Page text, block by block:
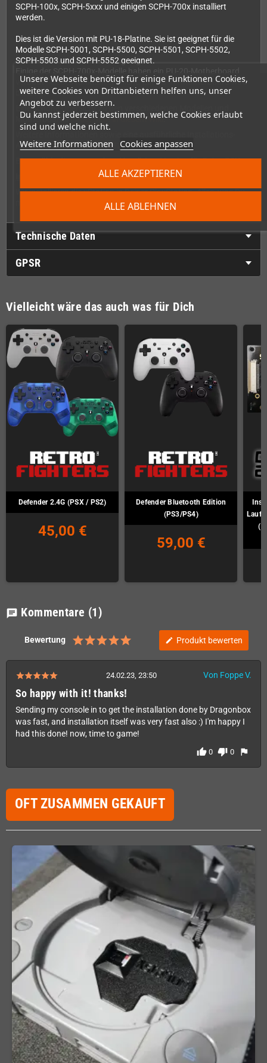
Unsere Webseite benötigt für einige Funktionen Cookies,
weitere Cookies von Drittanbietern helfen uns, unser
Angebot zu verbessern.
Du kannst jederzeit bestimmen, welche Cookies erlaubt
sind und welche nicht.
Weitere Informationen Cookies anpassen
ALLE ABLEHNEN
ALLE AKZEPTIEREN
SCPH-100x, SCPH-5xxx und einigen SCPH-700x installiert
werden.
Dies ist die Version mit PU-18-Platine. Sie ist geeignet für die
Modelle SCPH-5001, SCPH-5500, SCPH-5501, SCPH-5502,
SCPH-5503 und SCPH-5552 geeignet.
verbaut - dieses funktioniert nicht. Ein PU-18-Motherboard wird
benötigt.
Eine schöne Übersicht zu den verschiedenen Modellen und
Motherboardsfindet man in diesem Wiki.
Anleitung finden sich im offiziellen Wiki.
Bitte wähle die entsprechend benötigte Version für Deine PSX.
Wir installieren die xStation in Deiner PlayStation. Alles, was Du
machen musst ist, uns die PlayStation zuzuschicken.
Technische Daten
GPSR
Vielleicht wäre das auch was für Dich
Defender 2.4G (PSX / PS2)
45,00 €
Defender Bluetooth Edition
(PS3/PS4)
59,00 €
chat Kommentare (1)
Bewertung edit Produkt bewerten
24.02.23, 23:50 Von Foppe V.
So happy with it! thanks!
Sending my console in to get the installation done by Dragonbox
was fast, and installation itself was very fast also :) I'm happy I
had this done! now, time to game!
thumb_up 0 thumb_down 0 flag
OFT ZUSAMMEN GEKAUFT